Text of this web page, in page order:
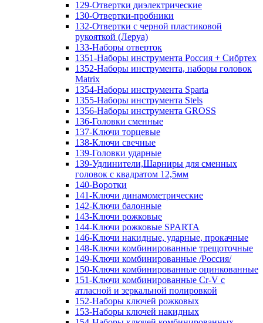
129-Отвертки диэлектрические
130-Отвертки-пробники
132-Отвертки с черной пластиковой
рукояткой (Леруа)
133-Наборы отверток
1351-Наборы инструмента Россия + Сибртех
1352-Наборы инструмента, наборы головок
Matrix
1354-Наборы инструмента Sparta
1355-Наборы инструмента Stels
1356-Наборы инструмента GROSS
136-Головки сменные
137-Ключи торцевые
138-Ключи свечные
139-Головки ударные
139-Удлинители,Шарниры для сменных
головок с квадратом 12,5мм
140-Воротки
141-Ключи динамометрические
142-Ключи балонные
143-Ключи рожковые
144-Ключи рожковые SPARTA
146-Ключи накидные, ударные, прокачные
148-Ключи комбинированные трещоточные
149-Ключи комбинированные /Россия/
150-Ключи комбинированные оцинкованные
151-Ключи комбинированные Cr-V с
атласной и зеркальной полировкой
152-Наборы ключей рожковых
153-Наборы ключей накидных